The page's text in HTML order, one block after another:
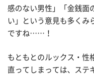
感のない男性」「金銭面
い」という意見も多くみ
ですね……！
もともとのルックス・性
直ってしまっては、ステ